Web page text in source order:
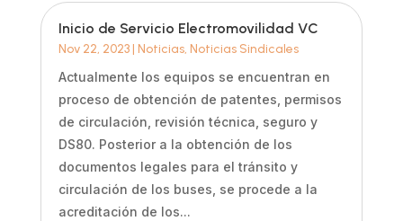
Inicio de Servicio Electromovilidad VC
Nov 22, 2023| Noticias, Noticias Sindicales
Actualmente los equipos se encuentran en
proceso de obtención de patentes, permisos
de circulación, revisión técnica, seguro y
DS80. Posterior a la obtención de los
documentos legales para el tránsito y
circulación de los buses, se procede a la
acreditación de los...